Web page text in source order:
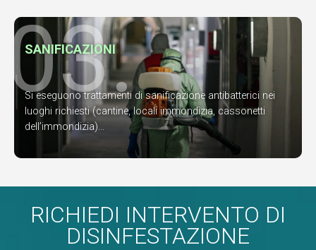
03.
SANIFICAZIONI
Si eseguono trattamenti di sanificazione antibatterici nei
luoghi richiesti (cantine, locali immondizia, cassonetti
dell’immondizia)...
RICHIEDI INTERVENTO DI
DISINFESTAZIONE